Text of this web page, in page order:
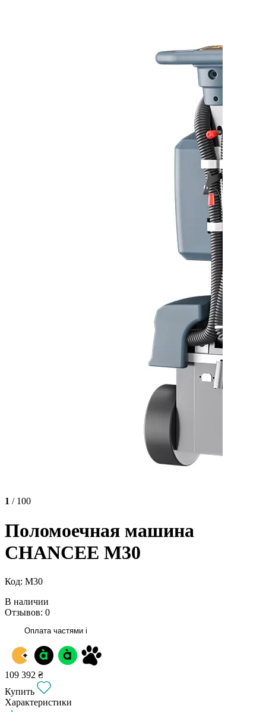
1 / 100
Поломоечная машина
CHANCEE M30
Код: M30
В наличии
Отзывов: 0
Оплата частями i
109 392 ₴
Купить
Характеристики